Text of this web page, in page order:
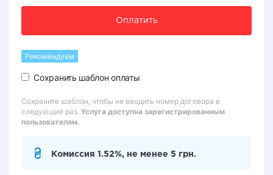
Оплатить
Рекомендуем
Сохранить шаблон оплаты
Сохраните шаблон, чтобы не вводить номер договора в
следующий раз. Услуга доступна зарегистрированным
пользователям.
Комиссия 1.52%, не менее 5 грн.